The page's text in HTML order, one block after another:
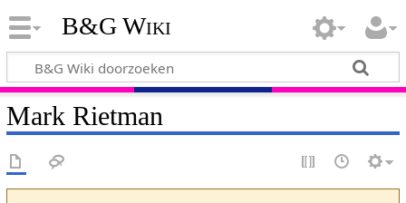
B&G Wiki
Mark Rietman